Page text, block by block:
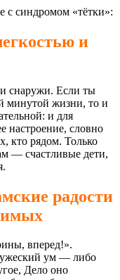
с синдромом «тётки»:
и
снаружи. Если ты
минутой жизни, то и
и для
настроение, словно
кто рядом. Только
— счастливые дети,
радости
вперед!».
ум — либо
Дело оно